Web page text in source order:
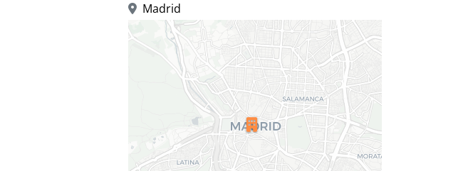
Madrid